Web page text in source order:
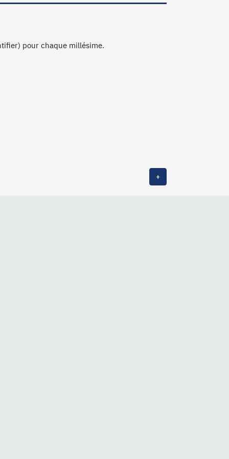
pour chaque millésime.
+